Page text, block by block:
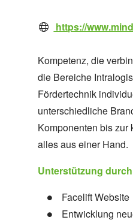
https://
Kompetenz, die
die Bereiche
Fördertechnik
unterschiedliche
Komponenten bis zur
alles aus einer Hand.
Unterstützung
Facelift Website
Entwicklung